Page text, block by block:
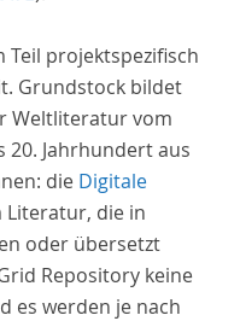
Teil projektspezifisch
Grundstock bildet
Weltliteratur vom
20. Jahrhundert aus
die Digitale
Literatur, die in
oder übersetzt
Repository keine
es werden je nach